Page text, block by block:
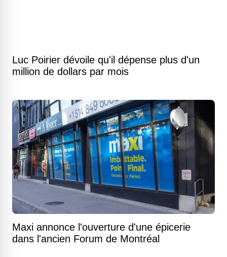
Luc Poirier dévoile qu'il dépense plus d'un
million de dollars par mois
Maxi annonce l'ouverture d'une épicerie
dans l'ancien Forum de Montréal